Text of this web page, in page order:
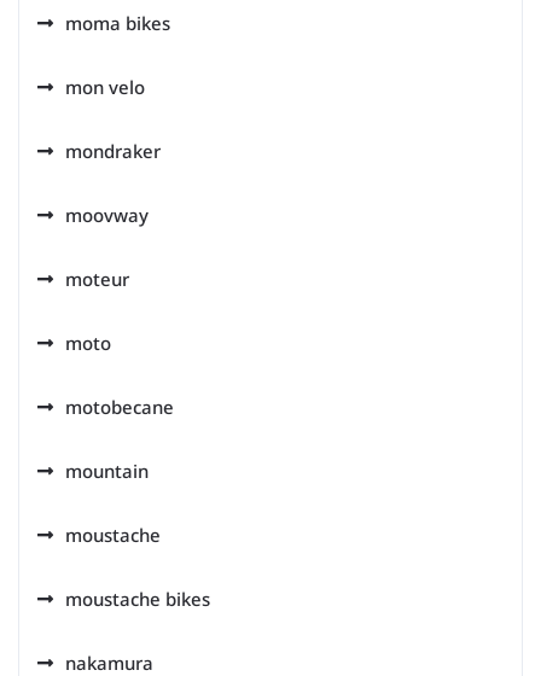
moma bikes
mon velo
mondraker
moovway
moteur
moto
motobecane
mountain
moustache
moustache bikes
nakamura